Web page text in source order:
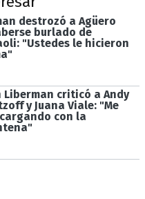
destrozó a Agüero
burlado de
"Ustedes le hicieron
Liberman criticó a Andy
y Juana Viale: "Me
con la